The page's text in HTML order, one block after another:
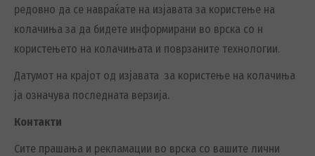
редовно да се навраќате на изјавата за користење на
колачиња за да бидете информирани во врска со н
користењето на колачињата и поврзаните технологии.
Датумот на крајот од изјавата за користење на колачиња
ја означува последната верзија.
Контакти
Сите прашања и рекламации во врска со вашите лични